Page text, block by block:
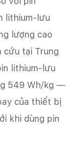
lithium-lưu
lượng cao
cứu tại Trung
lithium-lưu
549 Wh/kg —
của thiết bị
khi dùng pin